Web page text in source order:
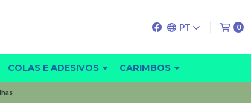
PT 0
COLAS E ADESIVOS CARIMBOS